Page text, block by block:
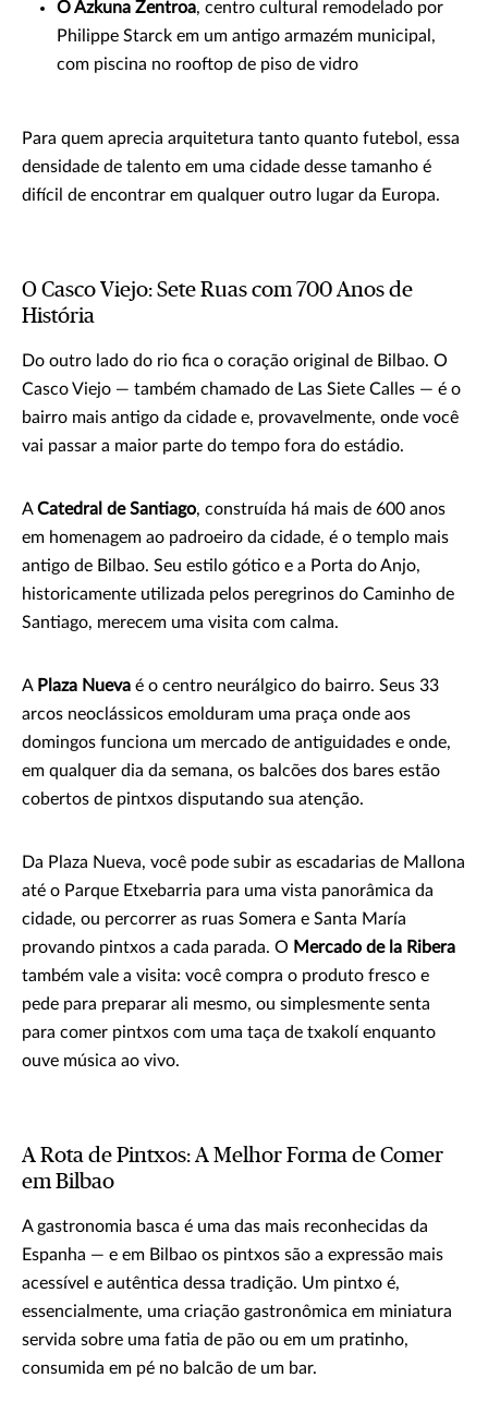
O Azkuna Zentroa, centro cultural remodelado por
Philippe Starck em um antigo armazém municipal,
com piscina no rooftop de piso de vidro
Para quem aprecia arquitetura tanto quanto futebol, essa
densidade de talento em uma cidade desse tamanho é
difícil de encontrar em qualquer outro lugar da Europa.
O Casco Viejo: Sete Ruas com 700 Anos de
História
Do outro lado do rio fica o coração original de Bilbao. O
Casco Viejo — também chamado de Las Siete Calles — é o
bairro mais antigo da cidade e, provavelmente, onde você
vai passar a maior parte do tempo fora do estádio.
ACatedral de Santiago, construída há mais de 600 anos
em homenagem ao padroeiro da cidade, é o templo mais
antigo de Bilbao. Seu estilo gótico e a Porta do Anjo,
historicamente utilizada pelos peregrinos do Caminho de
Santiago, merecem uma visita com calma.
A Plaza Nueva é o centro neurálgico do bairro. Seus 33
arcos neoclássicos emolduram uma praça onde aos
domingos funciona um mercado de antiguidades e onde,
em qualquer dia da semana, os balcões dos bares estão
cobertos de pintxos disputando sua atenção.
Da Plaza Nueva, você pode subir as escadarias de Mallona
até o Parque Etxebarria para uma vista panorâmica da
cidade, ou percorrer as ruas Somera e Santa María
provando pintxos a cada parada. O Mercado de la Ribera
também vale a visita: você compra o produto fresco e
pede para preparar ali mesmo, ou simplesmente senta
para comer pintxos com uma taça de txakolí enquanto
ouve música ao vivo.
A Rota de Pintxos: A Melhor Forma de Comer
em Bilbao
A gastronomia basca é uma das mais reconhecidas da
Espanha — e em Bilbao os pintxos são a expressão mais
acessível e autêntica dessa tradição. Um pintxo é,
essencialmente, uma criação gastronômica em miniatura
servida sobre uma fatia de pão ou em um pratinho,
consumida em pé no balcão de um bar.